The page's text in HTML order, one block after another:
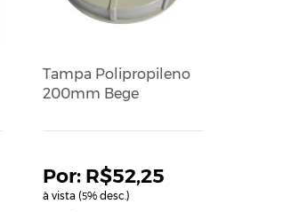
Tampa Polipropileno
200mm Bege
R$52,25
à vista (5% desc.)